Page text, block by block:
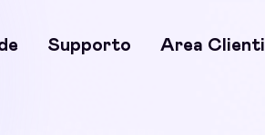
Supporto Area Clienti